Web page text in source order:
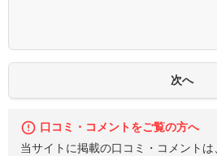
口コミ・コメントをご覧の方へ
当サイトに掲載の口コミ・コメント